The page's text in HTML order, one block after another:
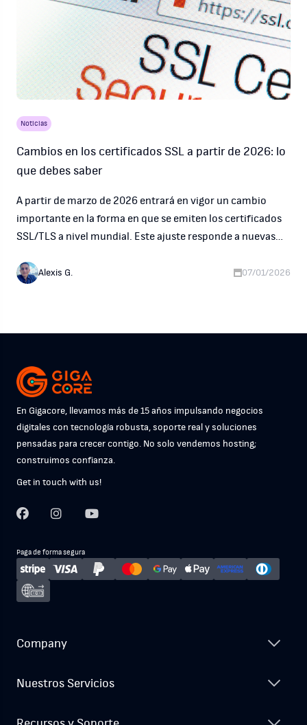
Noticias
Cambios en los certificados SSL a partir de 2026: lo
que debes saber
A partir de marzo de 2026 entrará en vigor un cambio
importante en la forma en que se emiten los certificados
SSL/TLS a nivel mundial. Este ajuste responde a nuevas
proveedores y autoridades certificadoras.
Alexis G. 07/01/2026
En Gigacore, llevamos más de 15 años impulsando negocios
digitales con tecnología robusta, soporte real y soluciones
pensadas para crecer contigo. No solo vendemos hosting;
construimos confianza.
Get in touch with us!
Paga de forma segura
Company
Nuestros Servicios